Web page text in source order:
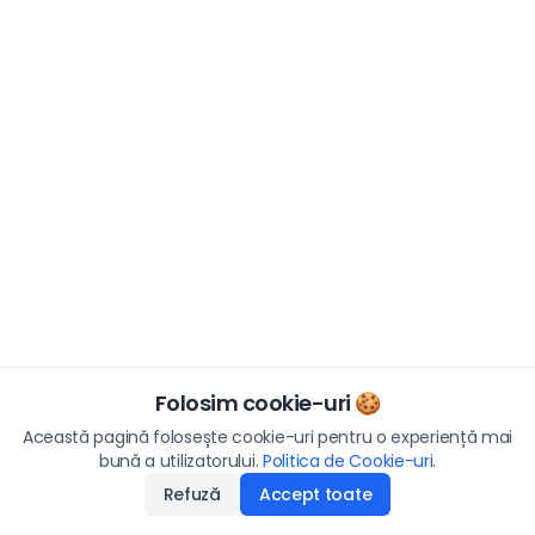
Folosim cookie-uri 🍪
Această pagină folosește cookie-uri pentru o experiență mai
bună a utilizatorului. Politica de Cookie-uri.
Refuză
Accept toate